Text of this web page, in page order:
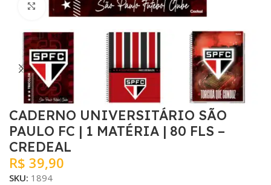
Clique para ampliar
CADERNO UNIVERSITÁRIO SÃO
PAULO FC | 1 MATÉRIA | 80 FLS –
CREDEAL
R$ 39,90
SKU: 1894